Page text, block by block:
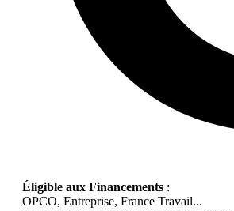
Éligible aux Financements :
OPCO, Entreprise, France Travail...